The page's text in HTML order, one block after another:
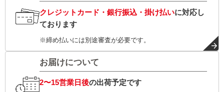
クレジットカード・銀行振込・掛け払いに対応し
ております
※締め払いには別途審査が必要です。
お届けについて
2〜15営業日後の出荷予定です